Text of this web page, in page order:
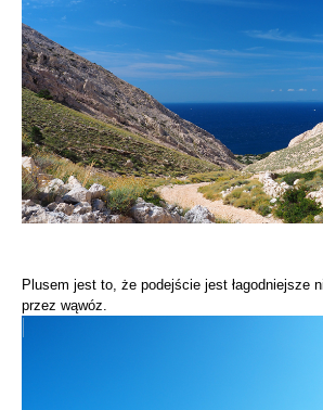
Plusem jest to, że podejście jest łagodniejsze
przez wąwóz.